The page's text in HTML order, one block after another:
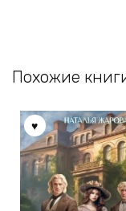
Похожие